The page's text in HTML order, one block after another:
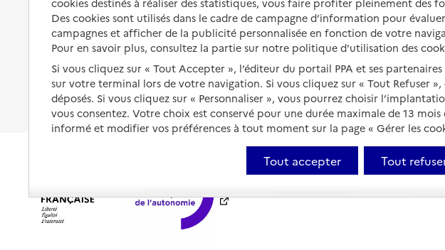
Les mesures de protection
Les obligations de la famille
À qui s’adresser ?
Les politiques du grand âge
maladie ou un handicap
Être hospitalisé
Fin de vie à domicile
cookies destinés à réaliser des statistiques, vous faire profiter pleinement des
Des cookies sont utilisés dans le cadre de campagne d’information pour
campagnes et afficher de la publicité personnalisée en fonction de votre
Pour en savoir plus, consultez la partie sur notre politique d'utilisation des
Si vous cliquez sur « Tout Accepter », l’éditeur du portail PPA et ses
sur votre terminal lors de votre navigation. Si vous cliquez sur « Tout Refuser »,
déposés. Si vous cliquez sur « Personnaliser », vous pourrez choisir
vous consentez. Votre choix est conservé pour une durée maximale de 13
informé et modifier vos préférences à tout moment sur la page « Gérer les
Tout accepter Tout